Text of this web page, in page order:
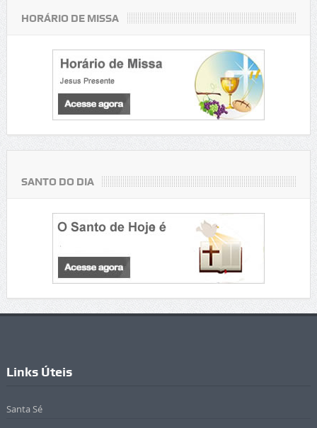
HORÁRIO DE MISSA
SANTO DO DIA
Links Úteis
Santa Sé